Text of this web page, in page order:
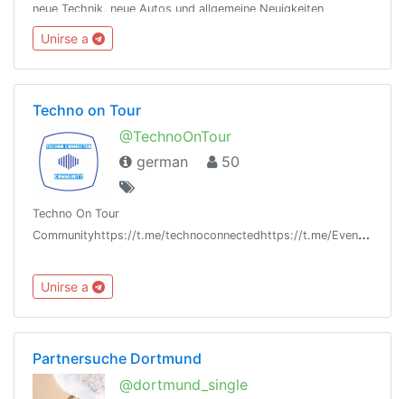
neue Technik, neue Autos und allgemeine Neuigkeiten
austauscht und Meinungen diskutiert.Insta:
www.instagram.com/we.love.cars.de
Unirse a
Techno on Tour
@TechnoOnTour
german
50
Techno On Tour
Communityhttps://t.me/technoconnectedhttps://t.me/Eventsandmorehttps://t.me/boundeventshttps://t.me/SirUlul
Unirse a
Partnersuche Dortmund
@dortmund_single